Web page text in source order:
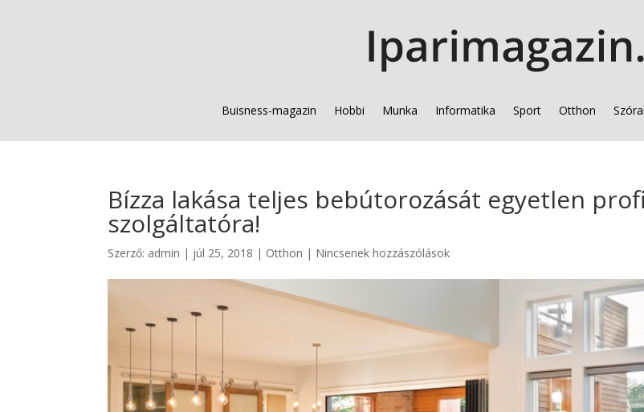
Buisness-magazin Hobbi Munka Informatika Sport Otthon
Bízza lakása teljes bebútorozását egyetlen profi
szolgáltatóra!
Szerző: admin | júl 25, 2018 | Otthon | Nincsenek hozzászólások